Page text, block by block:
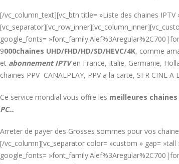
[/vc_column_text][vc_btn title= »Liste des chaines
google_fonts=
9000chaines UHD/FHD/HD/SD/HEVC/4K, comme
et abonnement IPTVen France, Italie, Germanie,
chaines PPV CANALPLAY, PPV a la carte, SFR CINE
Ce service mondial vous offre les meilleures chaines
PC...
Arreter de payer des Grosses sommes pour vos
[/vc_column][vc_separator color= »custom » gap=
google_fonts=